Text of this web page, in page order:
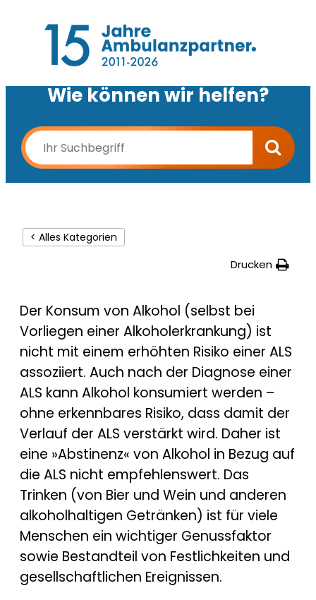
Wie können wir helfen?
< Alles Kategorien
Drucken
Der Konsum von Alkohol (selbst bei
Vorliegen einer Alkoholerkrankung) ist
nicht mit einem erhöhten Risiko einer ALS
assoziiert. Auch nach der Diagnose einer
ALS kann Alkohol konsumiert werden –
ohne erkennbares Risiko, dass damit der
Verlauf der ALS verstärkt wird. Daher ist
eine »Abstinenz« von Alkohol in Bezug auf
die ALS nicht empfehlenswert. Das
Trinken (von Bier und Wein und anderen
alkoholhaltigen Getränken) ist für viele
Menschen ein wichtiger Genussfaktor
sowie Bestandteil von Festlichkeiten und
gesellschaftlichen Ereignissen.